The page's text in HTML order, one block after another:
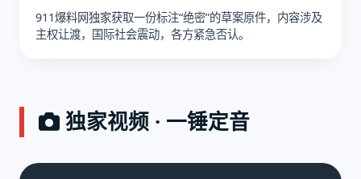
911爆料网独家获取一份标注“绝密”的草案原件，内容涉及
主权让渡，国际社会震动，各方紧急否认。
独家视频 · 一锤定音